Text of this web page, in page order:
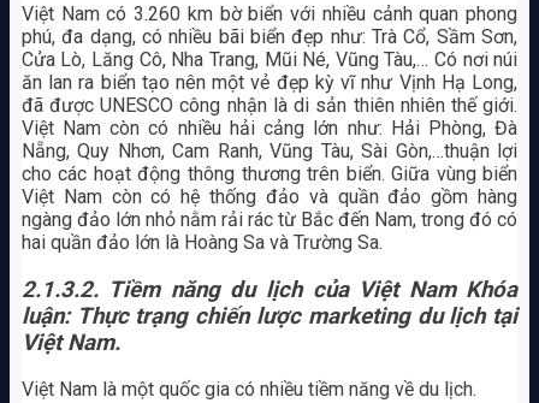
Việt Nam có 3.260 km bờ biển với nhiều cảnh quan phong
phú, đa dạng, có nhiều bãi biển đẹp như: Trà Cổ, Sầm Sơn,
Cửa Lò, Lăng Cô, Nha Trang, Mũi Né, Vũng Tàu,… Có nơi núi
ăn lan ra biển tạo nên một vẻ đẹp kỳ vĩ như Vịnh Hạ Long,
đã được UNESCO công nhận là di sản thiên nhiên thế giới.
Việt Nam còn có nhiều hải cảng lớn như: Hải Phòng, Đà
Nẵng, Quy Nhơn, Cam Ranh, Vũng Tàu, Sài Gòn,…thuận lợi
cho các hoạt động thông thương trên biển. Giữa vùng biển
Việt Nam còn có hệ thống đảo và quần đảo gồm hàng
ngàng đảo lớn nhỏ nằm rải rác từ Bắc đến Nam, trong đó có
hai quần đảo lớn là Hoàng Sa và Trường Sa.
2.1.3.2. Tiềm năng du lịch của Việt Nam Khóa
luận: Thực trạng chiến lược marketing du lịch tại
Việt Nam.
Việt Nam là một quốc gia có nhiều tiềm năng về du lịch.